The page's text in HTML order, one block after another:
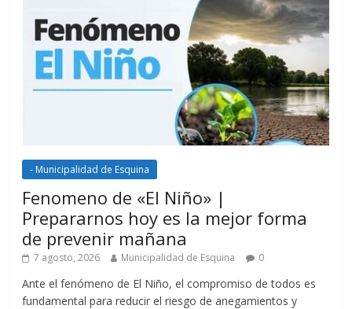
- Municipalidad de Esquina
Fenomeno de «El Niño» |
Prepararnos hoy es la mejor forma
de prevenir mañana
7 agosto, 2026 Municipalidad de Esquina 0
Ante el fenómeno de El Niño, el compromiso de todos es
fundamental para reducir el riesgo de anegamientos y